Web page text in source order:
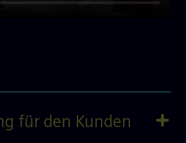
für den Kunden